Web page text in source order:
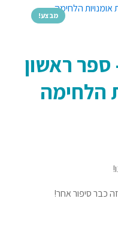
מבצע!
ראשון
הלחימה
כבר סיפור אחר!